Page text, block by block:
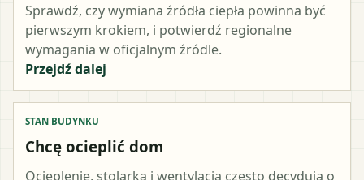
Sprawdź, czy wymiana źródła ciepła powinna być
pierwszym krokiem, i potwierdź regionalne
wymagania w oficjalnym źródle.
Przejdź dalej
STAN BUDYNKU
Chcę ocieplić dom
Ocieplenie, stolarka i wentylacja często decydują o